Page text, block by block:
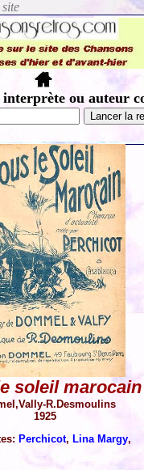
ou auteur
soleil marocain
R.Desmoulins
1925
Perchicot, Lina Margy,